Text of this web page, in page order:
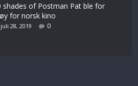
shades of Postman Pat ble for
for norsk kino
juli 28, 2019 0